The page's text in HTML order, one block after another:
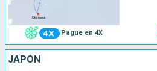
Pague en 4X
JAPÓN